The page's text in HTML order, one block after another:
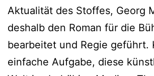
Aktualität des Stoffes, Georg
deshalb den Roman für die
bearbeitet und Regie geführt.
einfache Aufgabe, diese